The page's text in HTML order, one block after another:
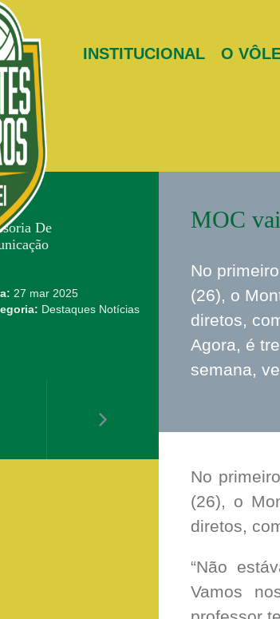
INSTITUCIONAL O
De
27 mar 2025
Destaques Notícias
MOC
No
(26), o
diretos,
Agora, é
semana,
No
(26), o
diretos,
“Não
Vamos